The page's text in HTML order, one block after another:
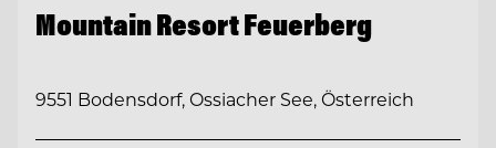
Mountain Resort Feuerberg
9551 Bodensdorf, Ossiacher See, Österreich